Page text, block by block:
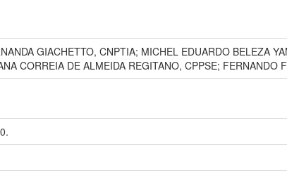
GIACHETTO, CNPTIA; MICHEL EDUARDO BELEZA
CORREIA DE ALMEIDA REGITANO, CPPSE; FERNANDO